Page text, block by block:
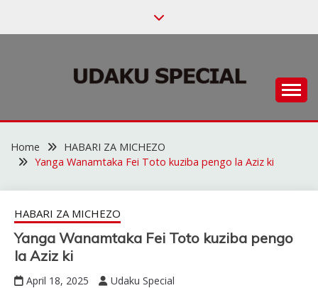
UDAKU SPECIAL
Home
HABARI ZA MICHEZO
Yanga Wanamtaka Fei Toto kuziba pengo la Aziz ki
HABARI ZA MICHEZO
Yanga Wanamtaka Fei Toto kuziba pengo
la Aziz ki
April 18, 2025 Udaku Special